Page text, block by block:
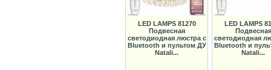
LED LAMPS 81270
Подвесная
светодиодная люстра с
Bluetooth и пультом ДУ
Natali...
LED LAMPS
Подвесная
светодиодная
Bluetooth и
Natali...